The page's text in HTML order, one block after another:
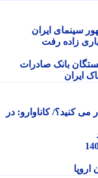
ایران
زاده رفت
کاناوارو: در